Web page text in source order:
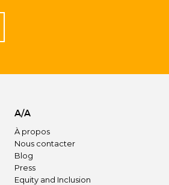
A/A
À propos
Nous contacter
Blog
Press
Equity and Inclusion